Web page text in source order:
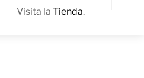
Visita la Tienda.